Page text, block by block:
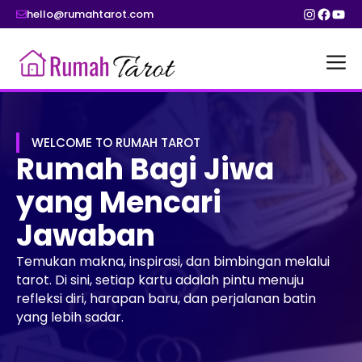
Skip
to
content
hello@rumahtarot.com
WELCOME TO RUMAH TAROT
Rumah Bagi Jiwa
yang Mencari
Jawaban
Temukan makna, inspirasi, dan bimbingan melalui
tarot. Di sini, setiap kartu adalah pintu menuju
refleksi diri, harapan baru, dan perjalanan batin
yang lebih sadar.